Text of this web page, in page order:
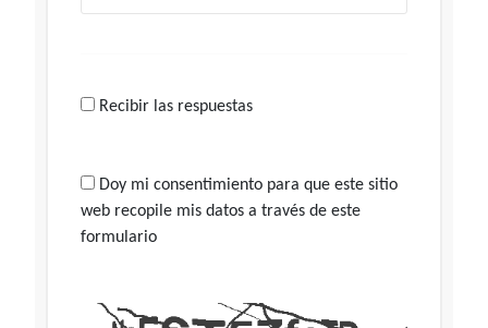
Recibir las respuestas
Doy mi consentimiento para que este sitio
web recopile mis datos a través de este
formulario